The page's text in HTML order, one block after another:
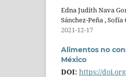
Edna Judith Nava
Sánchez-Peña ,
2021-12-17
Alimentos no
México
DOI: https://